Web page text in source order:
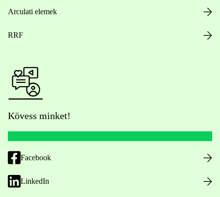
Arculati elemek
RRF
Kövess minket!
Facebook
LinkedIn